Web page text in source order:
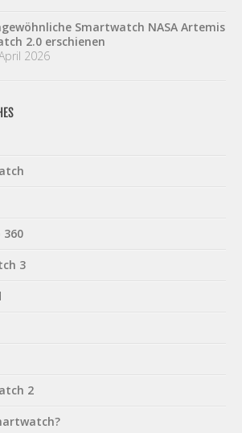
Smartwatch NASA Artemis
2.0 erschienen
2026
3
2